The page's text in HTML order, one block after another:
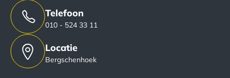
Telefoon
010 - 524 33 11
Locatie
Bergschenhoek